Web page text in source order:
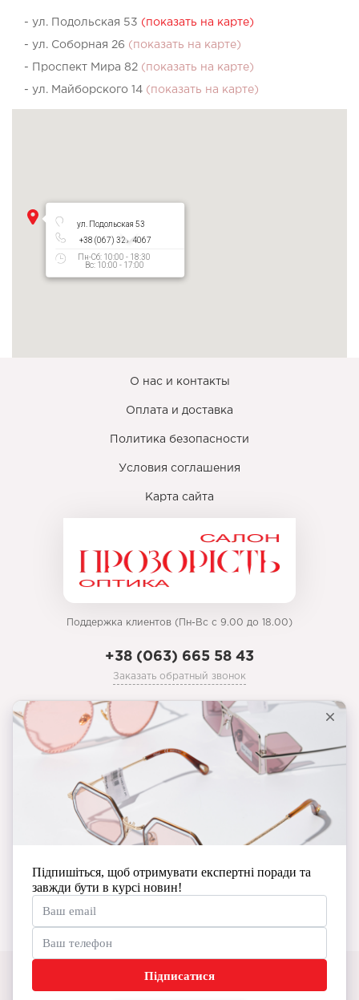
- ул. Подольская 53 (показать на карте)
- ул. Соборная 26 (показать на карте)
- Проспект Мира 82 (показать на карте)
- ул. Майборского 14 (показать на карте)
ул. Подольская 53
+38 (067) 327 4067
Пн-Сб: 10:00 - 18:30
Вс: 10:00 - 17:00
О нас и контакты
Оплата и доставка
Политика безопасности
Условия соглашения
Карта сайта
Поддержка клиентов (Пн-Вс с 9.00 до 18.00)
+38 (063) 665 58 43
Заказать обратный звонок
prozoristoptyka@gmail.com
Личный кабинет
История заказов
Мои закладки
Новости и полезная информация
© Copyright Prozorist 2026